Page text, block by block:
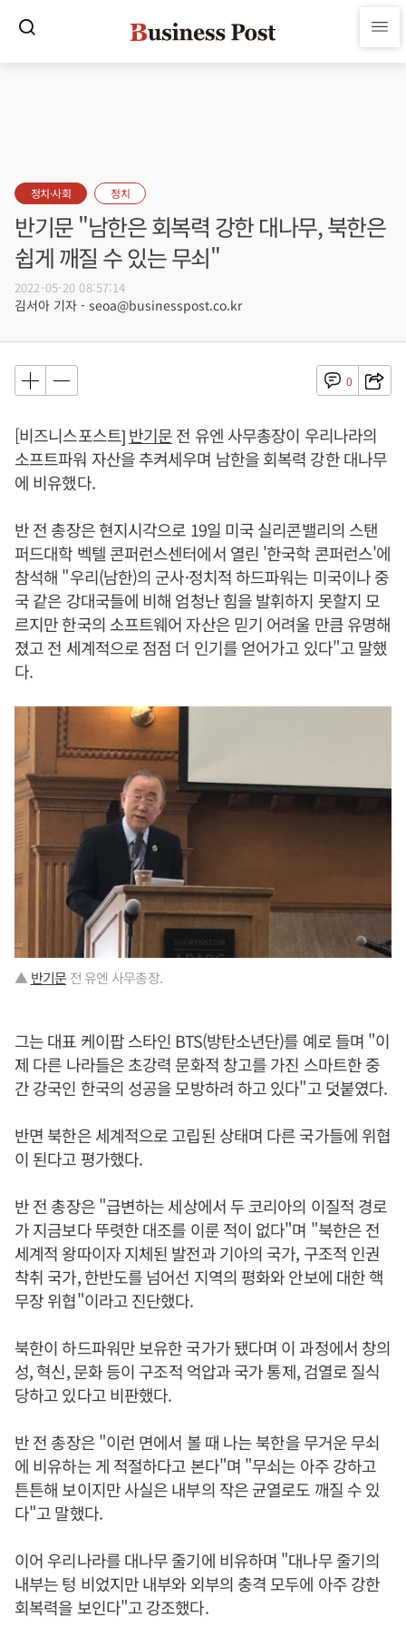
정치·사회 정치
반기문 "남한은 회복력 강한 대나무, 북한은
쉽게 깨질 수 있는 무쇠"
2022-05-20 08:57:14
김서아 기자 - seoa@businesspost.co.kr
0
[비즈니스포스트]반기문전 유엔 사무총장이 우리나라의
소프트파워 자산을 추켜세우며 남한을 회복력 강한 대나무
에 비유했다.
반 전 총장은 현지시각으로 19일 미국 실리콘밸리의 스탠
퍼드대학 벡텔 콘퍼런스센터에서 열린 '한국학 콘퍼런스'에
참석해 "우리(남한)의 군사·정치적 하드파워는 미국이나 중
국 같은 강대국들에 비해 엄청난 힘을 발휘하지 못할지 모
르지만 한국의 소프트웨어 자산은 믿기 어려울 만큼 유명해
졌고 전 세계적으로 점점 더 인기를 얻어가고 있다"고 말했
다.
▲반기문 전 유엔 사무총장.
그는 대표 케이팝 스타인 BTS(방탄소년단)를 예로 들며 "이
제 다른 나라들은 초강력 문화적 창고를 가진 스마트한 중
간 강국인 한국의 성공을 모방하려 하고 있다"고 덧붙였다.
반면 북한은 세계적으로 고립된 상태며 다른 국가들에 위협
이 된다고 평가했다.
반 전 총장은 "급변하는 세상에서 두 코리아의 이질적 경로
가 지금보다 뚜렷한 대조를 이룬 적이 없다"며 "북한은 전
세계적 왕따이자 지체된 발전과 기아의 국가, 구조적 인권
착취 국가, 한반도를 넘어선 지역의 평화와 안보에 대한 핵
무장 위협"이라고 진단했다.
북한이 하드파워만 보유한 국가가 됐다며 이 과정에서 창의
성, 혁신, 문화 등이 구조적 억압과 국가 통제, 검열로 질식
당하고 있다고 비판했다.
반 전 총장은 "이런 면에서 볼 때 나는 북한을 무거운 무쇠
에 비유하는 게 적절하다고 본다"며 "무쇠는 아주 강하고
튼튼해 보이지만 사실은 내부의 작은 균열로도 깨질 수 있
다"고 말했다.
이어 우리나라를 대나무 줄기에 비유하며 "대나무 줄기의
내부는 텅 비었지만 내부와 외부의 충격 모두에 아주 강한
회복력을 보인다"고 강조했다.